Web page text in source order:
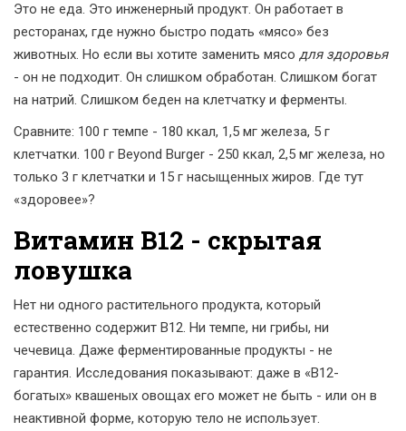
Это не еда. Это инженерный продукт. Он работает в
ресторанах, где нужно быстро подать «мясо» без
животных. Но если вы хотите заменить мясо для здоровья
- он не подходит. Он слишком обработан. Слишком богат
на натрий. Слишком беден на клетчатку и ферменты.
Сравните: 100 г темпе - 180 ккал, 1,5 мг железа, 5 г
клетчатки. 100 г Beyond Burger - 250 ккал, 2,5 мг железа, но
только 3 г клетчатки и 15 г насыщенных жиров. Где тут
«здоровее»?
Витамин B12 - скрытая
ловушка
Нет ни одного растительного продукта, который
естественно содержит B12. Ни темпе, ни грибы, ни
чечевица. Даже ферментированные продукты - не
гарантия. Исследования показывают: даже в «B12-
богатых» квашеных овощах его может не быть - или он в
неактивной форме, которую тело не использует.